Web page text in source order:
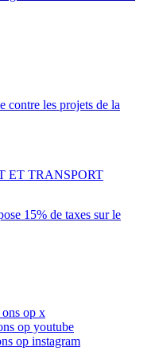
contre les projets de la
15% de taxes sur le
ET TRANSPORT
op x
op youtube
op instagram